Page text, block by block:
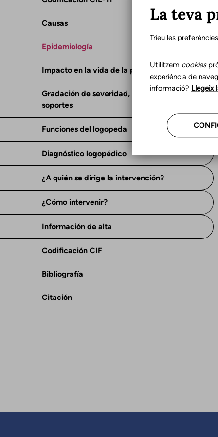
Causas
Epidemiología
Impacto en la vida de la persona
Gradación de severidad, consecuencias y
soportes
Funciones del logopeda
Diagnóstico logopédico
¿A quién se dirige la intervención?
¿Cómo intervenir?
Información de alta
Codificación CIF
Bibliografía
Citación
La teva
Trieu les
Utilitzem cookies
experiència de
informació? Llegeix